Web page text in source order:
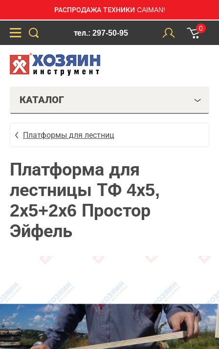
РАСПРОДАЖА ТЕХНИКИ CAIMAN!
тел.: 297-50-95
0
КАТАЛОГ
Платформы для лестниц
Платформа для
лестницы ТФ 4х5,
2х5+2х6 Простор
Эйфель